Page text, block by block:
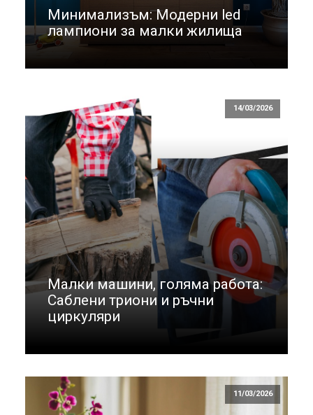
Минимализъм: Модерни led
лампиони за малки жилища
14/03/2026
Малки машини, голяма работа:
Саблени триони и ръчни
циркуляри
11/03/2026